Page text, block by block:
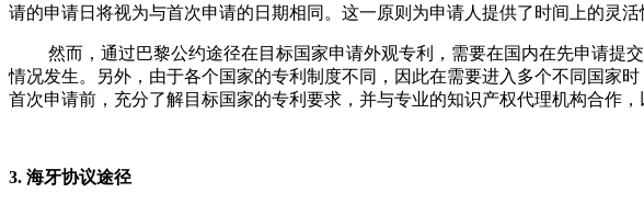
请的申请日将视为与首次申请的日期相同。这一原则为申请人提供了时间上的灵
然而，通过巴黎公约途径在目标国家申请外观专利，需要在国内在先申请提
情况发生。另外，由于各个国家的专利制度不同，因此在需要进入多个不同国家
首次申请前，充分了解目标国家的专利要求，并与专业的知识产权代理机构合作，
3. 海牙协议途径